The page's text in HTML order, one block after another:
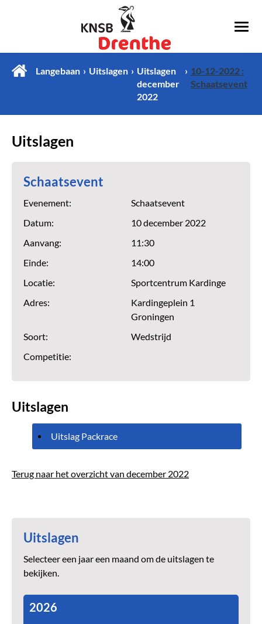
Langebaan Uitslagen
Uitslagen
december
2022
10-12-2022 :
Schaatsevent
Uitslagen
Schaatsevent
Evenement:
Schaatsevent
Datum:
10 december 2022
Aanvang:
11:30
Einde:
14:00
Locatie:
Sportcentrum Kardinge
Adres:
Kardingeplein 1
Groningen
Soort:
Wedstrijd
Competitie:
Uitslagen
Uitslag Packrace
Terug naar het overzicht van december 2022
Uitslagen
Selecteer een jaar een maand om de uitslagen te
bekijken.
2026